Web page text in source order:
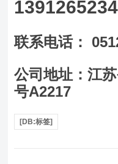
联系电话：
公司地址：江
号A2217
[DB:标签]